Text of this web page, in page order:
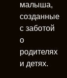
малыша,
созданные
с заботой
о
родителях
и детях.